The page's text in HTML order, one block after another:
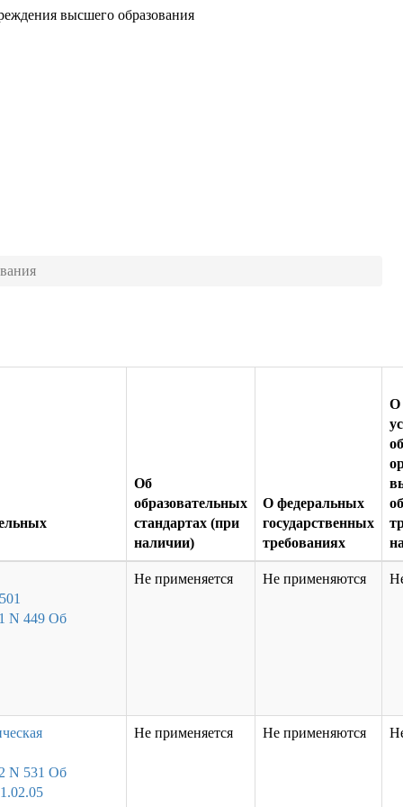
высшего образования
Об
образовательных
стандартах (при
наличии)
О федеральных
государственных
требованиях
О
N 449 Об
Не применяется Не применяются
N 531 Об
Не применяется Не применяются